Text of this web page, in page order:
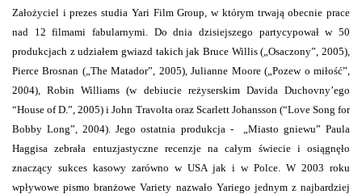
Założyciel i prezes studia Yari Film Group, w którym trwają obecnie prace
nad 12 filmami fabularnymi. Do dnia dzisiejszego partycypował w 50
produkcjach z udziałem gwiazd takich jak Bruce Willis („Osaczony”, 2005),
Pierce Brosnan („The Matador”, 2005), Julianne Moore („Pozew o miłość”,
2004), Robin Williams (w debiucie reżyserskim Davida Duchovny’ego
“House of D.”, 2005) i John Travolta oraz Scarlett Johansson (“Love Song for
Bobby Long”, 2004). Jego ostatnia produkcja -
„Miasto gniewu” Paula
Haggisa zebrała entuzjastyczne recenzje na całym świecie i osiągnęło
znaczący sukces kasowy zarówno w USA jak i w Polce. W 2003 roku
wpływowe pismo branżowe Variety nazwało Yariego jednym z najbardziej